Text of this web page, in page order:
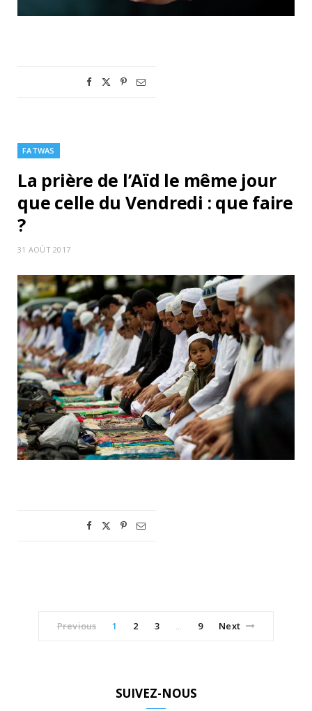
FATWAS
La prière de l’Aïd le même jour
que celle du Vendredi : que faire
?
31 AOÛT 2017
Previous 1 2 3 9 Next
SUIVEZ-NOUS